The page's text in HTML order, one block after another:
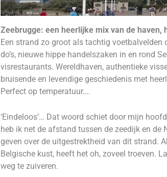
Zeebrugge: een heerlijke mix van de haven,
Een strand zo groot als tachtig
do’s, nieuwe hippe handelszaken in en rond
visrestaurants. Wereldhaven, authentieke
bruisende en levendige geschiedenis met
Perfect op temperatuur….
‘Eindeloos’… Dat woord schiet door mijn
heb ik net de afstand tussen de zeedijk en de
geven over de uitgestrektheid van dit strand.
Belgische kust, heeft het oh, zoveel troeven.
weg te zuiveren.